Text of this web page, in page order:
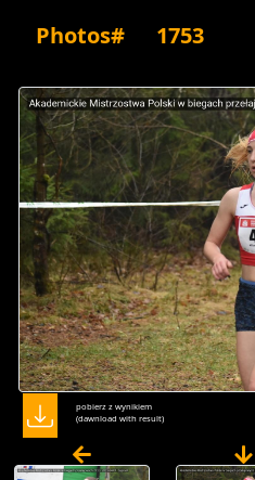
Photos# 1753
pobierz z wynikiem
(dawnload with result)